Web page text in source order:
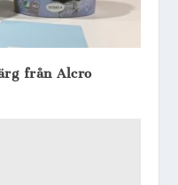
från Alcro